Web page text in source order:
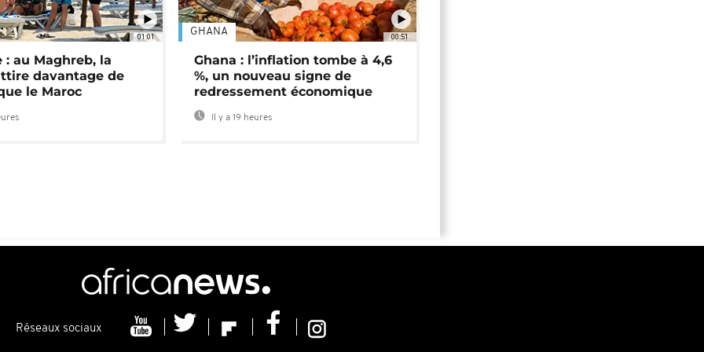
01:01
: au Maghreb, la
davantage de
le Maroc
00:51
GHANA
Ghana : l’inflation tombe à 4,6
%, un nouveau signe de
redressement économique
Il y a 19 heures
Réseaux sociaux